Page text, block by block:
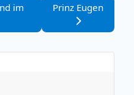
saß weinend im Garten
im
Nächster Beitrag:
Prinz Eugen